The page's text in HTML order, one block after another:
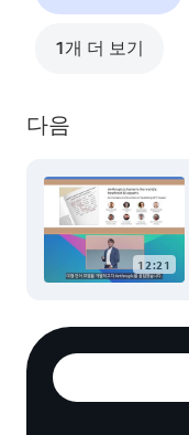
1개 더 보기
다음
12:21